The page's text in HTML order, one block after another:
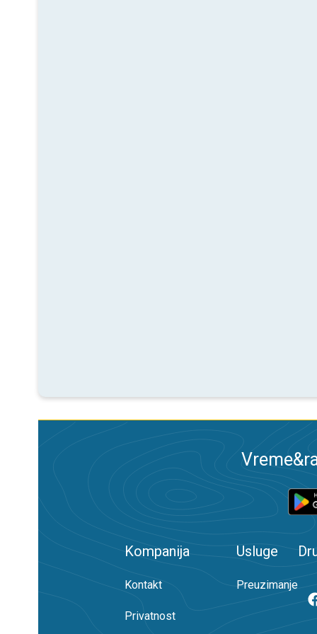
Kompanija
Kontakt
Privatnost
Usluge
Preuzimanje